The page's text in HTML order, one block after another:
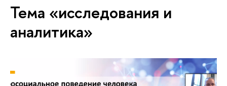
Тема «исследования и
аналитика»